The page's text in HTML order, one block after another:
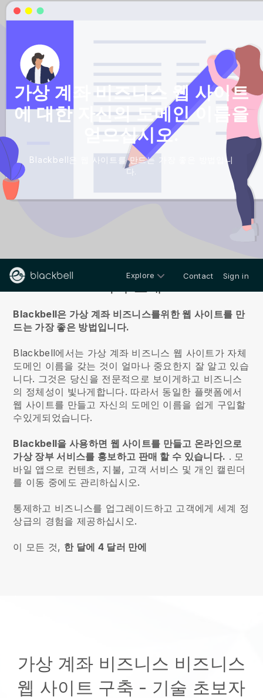
가상 계좌 비즈니스 웹 사이트
에 대한 자신의 도메인 이름을
얻으십시오.
Blackbell은 웹 사이트를 만드는 가장 좋은 방법입니
다.
Explore Contact Sign in
Blackbell은 가상 계좌 비즈니스를위한 웹 사이트를 만
드는 가장 좋은 방법입니다.
Blackbell에서는 가상 계좌 비즈니스 웹 사이트가 자체
도메인 이름을 갖는 것이 얼마나 중요한지 잘 알고 있습
니다. 그것은 당신을 전문적으로 보이게하고 비즈니스
의 정체성이 빛나게합니다. 따라서 동일한 플랫폼에서
웹 사이트를 만들고 자신의 도메인 이름을 쉽게 구입할
수있게되었습니다.
Blackbell을 사용하면 웹 사이트를 만들고 온라인으로
가상 장부 서비스를 홍보하고 판매 할 수 있습니다. . 모
바일 앱으로 컨텐츠, 지불, 고객 서비스 및 개인 캘린더
를 이동 중에도 관리하십시오.
통제하고 비즈니스를 업그레이드하고 고객에게 세계 정
상급의 경험을 제공하십시오.
이 모든 것, 한 달에 4 달러 만에
가상 계좌 비즈니스 비즈니스
웹 사이트 구축 - 기술 초보자